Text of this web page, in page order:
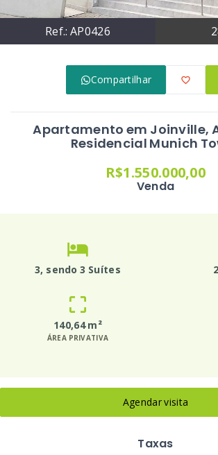
Ref.:AP0426
Compartilhar
Apartamento em Joinville,
Residencial Munich
R$1.550.000,00
Venda
3, sendo 3 Suítes
140,64 m²
ÁREA PRIVATIVA
Agendar visita
Taxas